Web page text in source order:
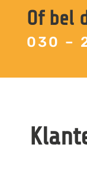
Of bel
030 –